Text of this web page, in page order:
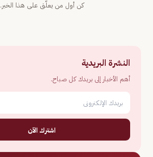
كن أول من يعلّق على هذا الخبر.
النشرة البريدية
أهم الأخبار إلى بريدك كل صباح.
اشترك الآن